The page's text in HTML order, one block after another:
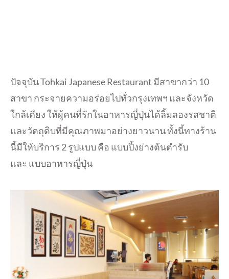
ปัจจุบัน Tohkai Japanese Restaurant มีสาขากว่า 10
สาขา กระจายความอร่อยไปทั่วกรุงเทพฯ และจังหวัด
ใกล้เคียง ให้ผู้คนที่รักในอาหารญี่ปุ่นได้ลิ้มลองรสชาติ
และวัตถุดิบที่มีคุณภาพมาอย่างยาวนาน ทั้งนี้ทางร้าน
นี้มีให้บริการ 2 รูปแบบ คือ แบบปิ้งย่างต้นตำรับ
และ แบบอาหารญี่ปุ่น